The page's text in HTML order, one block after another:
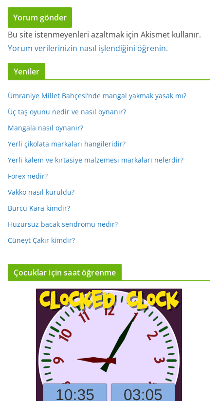
Bu site istenmeyenleri azaltmak için Akismet kullanır.
Yorum verilerinizin nasıl işlendiğini öğrenin.
Yeniler
Ümraniye Millet Bahçesi’nde mangal yakmak yasak mı?
Üç taş oyunu nedir ve nasıl oynanır?
Mangala nasıl oynanır?
Yerli çikolata markaları hangileridir?
Yerli kalem ve kırtasiye malzemesi markaları nelerdir?
Forex nedir?
Vakko nasıl kuruldu?
Burcu Kara kimdir?
Huzursuz bacak sendromu nedir?
Cüneyt Çakır kimdir?
Çocuklar için saat öğrenme